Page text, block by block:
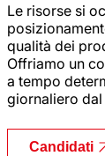
Le risorse si
qualità dei
Offriamo un
a tempo
giornaliero
Candidati